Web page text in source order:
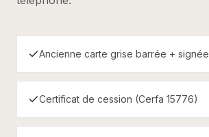
Ancienne carte grise barrée + signée
Certificat de cession (Cerfa 15776)